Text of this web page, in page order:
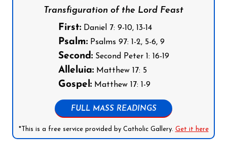
Transfiguration of the Lord Feast
First:Daniel 7: 9-10, 13-14
Psalm:Psalms 97: 1-2, 5-6, 9
Second:Second Peter 1: 16-19
Alleluia:Matthew 17: 5
Gospel:Matthew 17: 1-9
FULL MASS READINGS
*This is a free service provided by Catholic Gallery. Get it here